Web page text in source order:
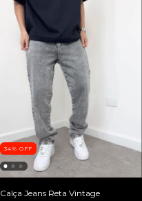
34% OFF
Calça Jeans Reta Vintage